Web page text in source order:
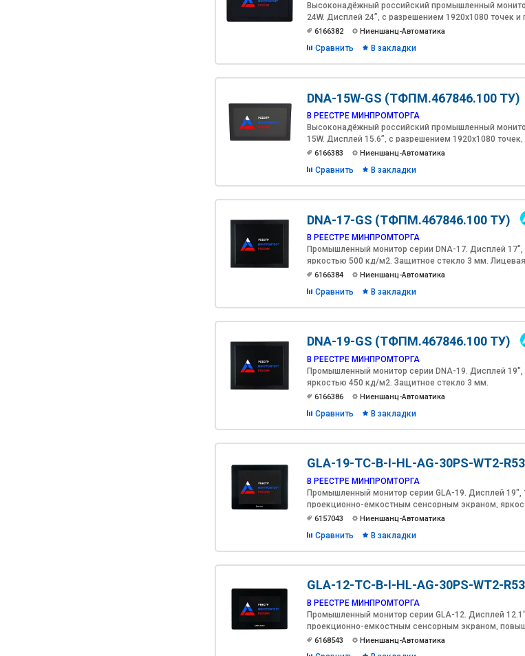
Высоконадёжный российский промышленный
24W. Дисплей 24”, с разрешением 1920х1080 точек и
емкостным сенсорным экраном, яркостью 300 кд/м2,
6166382 Ниеншанц-Автоматика
Сравнить В закладки
DNA-15W-GS (ТФПМ.467846.100 ТУ)
В РЕЕСТРЕ МИНПРОМТОРГА
Высоконадёжный российский промышленный
15W. Дисплей 15.6”, с разрешением 1920х1080 точек,
кд/м2. Защитное стекло с антибликовым покрытием.
6166383 Ниеншанц-Автоматика
Сравнить В закладки
DNA-17-GS (ТФПМ.467846.100 ТУ)
В РЕЕСТРЕ МИНПРОМТОРГА
Промышленный монитор серии DNA-17. Дисплей 17",
яркостью 500 кд/м2. Защитное стекло 3 мм.
алюминия толщиной 10мм.
6166384 Ниеншанц-Автоматика
Сравнить В закладки
DNA-19-GS (ТФПМ.467846.100 ТУ)
В РЕЕСТРЕ МИНПРОМТОРГА
Промышленный монитор серии DNA-19. Дисплей 19",
яркостью 450 кд/м2. Защитное стекло 3 мм.
6166386 Ниеншанц-Автоматика
Сравнить В закладки
GLA-19-TC-B-I-HL-AG-30PS-WT2-
В РЕЕСТРЕ МИНПРОМТОРГА
Промышленный монитор серии GLA-19. Дисплей 19",
проекционно-емкостным сенсорным экраном,
м2 и антибликовым покрытием.
6157043 Ниеншанц-Автоматика
Сравнить В закладки
GLA-12-TС-B-I-HL-AG-30PS-WT2-
В РЕЕСТРЕ МИНПРОМТОРГА
Промышленный монитор серии GLA-12. Дисплей
проекционно-емкостным сенсорным экраном,
яркостью 600 кд/м2 и антибликовым покрытием.
6168543 Ниеншанц-Автоматика